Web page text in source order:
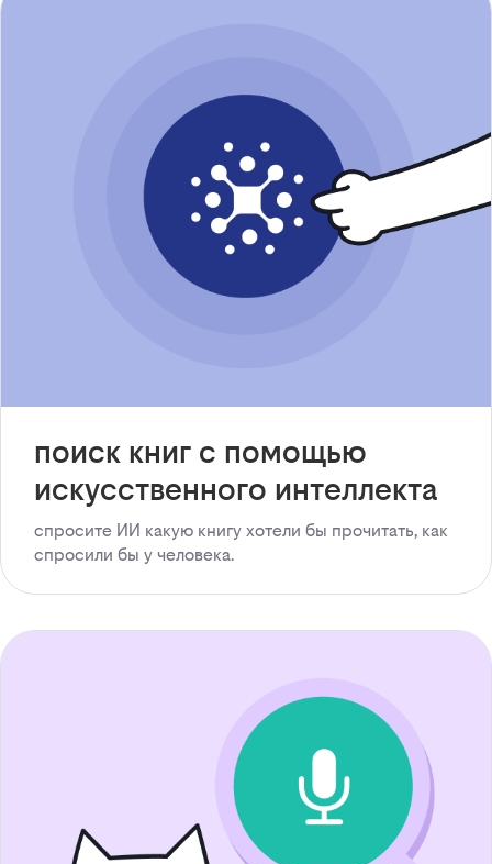
поиск книг с помощью
искусственного интеллекта
спросите ИИ какую книгу хотели бы прочитать, как
спросили бы у человека.